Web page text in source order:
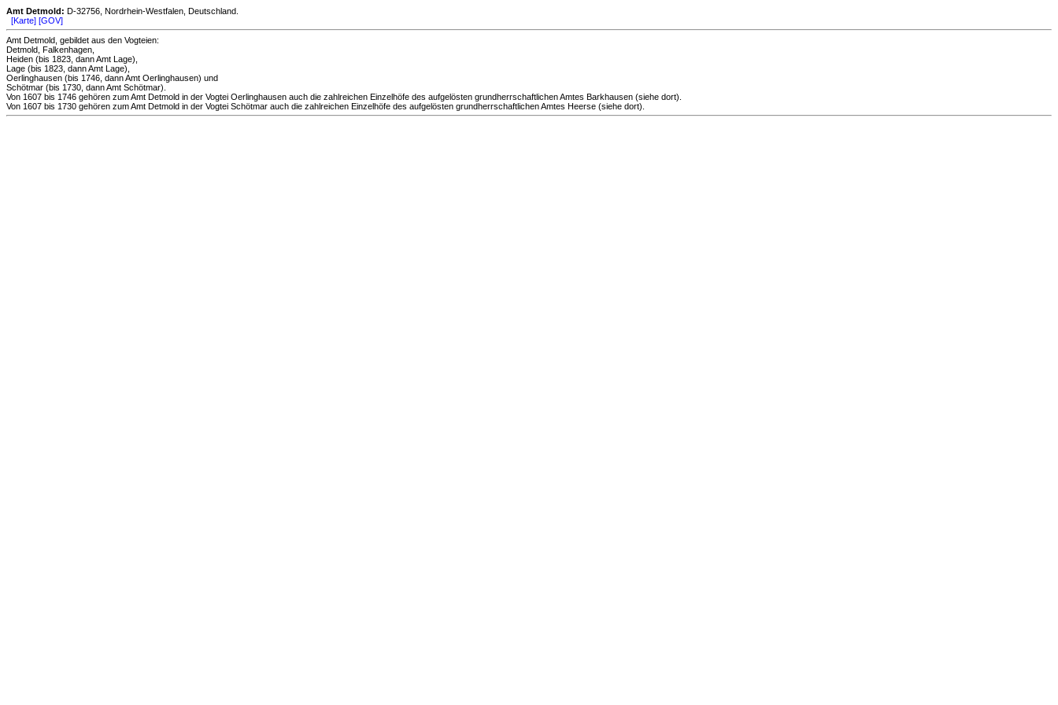
Amt Detmold: D-32756, Nordrhein-Westfalen, Deutschland.
[Karte] [GOV]
Amt Detmold, gebildet aus den Vogteien:
Detmold, Falkenhagen,
Heiden (bis 1823, dann Amt Lage),
Lage (bis 1823, dann Amt Lage),
Oerlinghausen (bis 1746, dann Amt Oerlinghausen) und
Schötmar (bis 1730, dann Amt Schötmar).
Von 1607 bis 1746 gehören zum Amt Detmold in der Vogtei Oerlinghausen auch die zahlreichen Einzelhöfe des aufgelösten grundherrschaftlichen Amtes Barkhausen (siehe dort).
Von 1607 bis 1730 gehören zum Amt Detmold in der Vogtei Schötmar auch die zahlreichen Einzelhöfe des aufgelösten grundherrschaftlichen Amtes Heerse (siehe dort).